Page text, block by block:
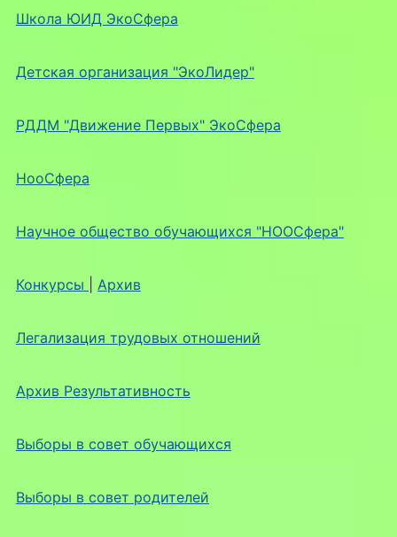
Школа ЮИД ЭкоСфера
Детская организация "ЭкоЛидер"
РДДМ "Движение Первых" ЭкоСфера
НооСфера
Научное общество обучающихся "НООСфера"
Конкурсы Архив
Легализация трудовых отношений
Архив Результативность
Выборы в совет обучающихся
Выборы в совет родителей